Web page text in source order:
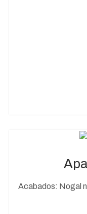
Acabados: Nogal